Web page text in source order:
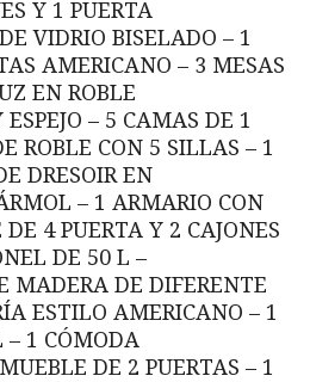
Y 1 PUERTA
VIDRIO BISELADO – 1
AMERICANO – 3 MESAS
EN ROBLE
– 5 CAMAS DE 1
ROBLE CON 5 SILLAS – 1
DRESOIR EN
– 1 ARMARIO CON
4 PUERTA Y 2 CAJONES
DE 50 L –
MADERA DE DIFERENTE
ESTILO AMERICANO – 1
– 1 CÓMODA
DE 2 PUERTAS – 1